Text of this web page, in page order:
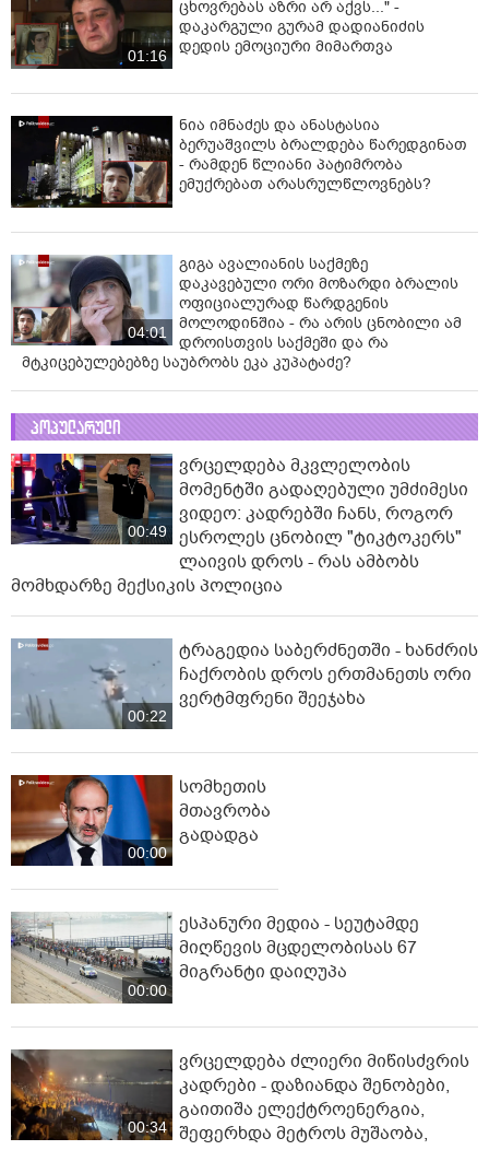
01:16
ცხოვრებას აზრი არ აქვს..." -
დაკარგული გურამ დადიანიძის
დედის ემოციური მიმართვა
ნია იმნაძეს და ანასტასია
ბერუაშვილს ბრალდება წარედგინათ
- რამდენ წლიანი პატიმრობა
ემუქრებათ არასრულწლოვნებს?
04:01
გიგა ავალიანის საქმეზე
დაკავებული ორი მოზარდი ბრალის
ოფიციალურად წარდგენის
მოლოდინშია - რა არის ცნობილი ამ
დროისთვის საქმეში და რა
მტკიცებულებებზე საუბრობს ეკა კუპატაძე?
პოპულარული
00:49
ვრცელდება მკვლელობის
მომენტში გადაღებული უმძიმესი
ვიდეო: კადრებში ჩანს, როგორ
ესროლეს ცნობილ "ტიკტოკერს"
ლაივის დროს - რას ამბობს
მომხდარზე მექსიკის პოლიცია
00:22
ტრაგედია საბერძნეთში - ხანძრის
ჩაქრობის დროს ერთმანეთს ორი
ვერტმფრენი შეეჯახა
00:00
სომხეთის
მთავრობა
გადადგა
00:00
ესპანური მედია - სეუტამდე
მიღწევის მცდელობისას 67
მიგრანტი დაიღუპა
00:34
ვრცელდება ძლიერი მიწისძვრის
კადრები - დაზიანდა შენობები,
გაითიშა ელექტროენერგია,
შეფერხდა მეტროს მუშაობა,